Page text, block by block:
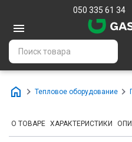
050 335 61 34
Тепловое оборудование
О ТОВАРЕ ХАРАКТЕРИСТИКИ